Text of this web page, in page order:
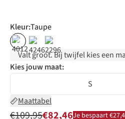
Kleur:Taupe
%
Valt groot. Bij twijfel kies een
Kies jouw maat:
S
Maattabel
€109,95€82,46Je bespaart